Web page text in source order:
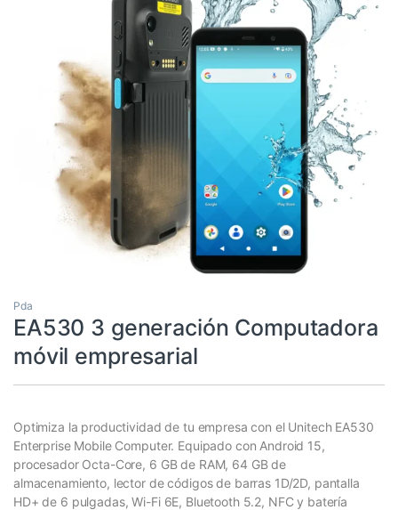
Pda
EA530 3 generación Computadora
móvil empresarial
Optimiza la productividad de tu empresa con el Unitech EA530
Enterprise Mobile Computer. Equipado con Android 15,
procesador Octa-Core, 6 GB de RAM, 64 GB de
almacenamiento, lector de códigos de barras 1D/2D, pantalla
HD+ de 6 pulgadas, Wi-Fi 6E, Bluetooth 5.2, NFC y batería